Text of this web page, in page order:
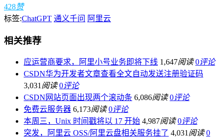
428赞
标签:ChatGPT 通义千问 阿里云
相关推荐
应运营商要求，阿里小号业务即将下线 1,647阅读 0评论
CSDN华为开发者文章查看全文自动发送注册验证码
3,031 阅读 0评论
CSDN网站页面出现两个滚动条 6,086阅读 0评论
免费云服务器 6,173阅读 0评论
本周三，Unix 时间戳将以 17 开始 4,987阅读 0评论
突发，阿里云 OSS/阿里云盘相关服务挂了 4,031 阅读 0